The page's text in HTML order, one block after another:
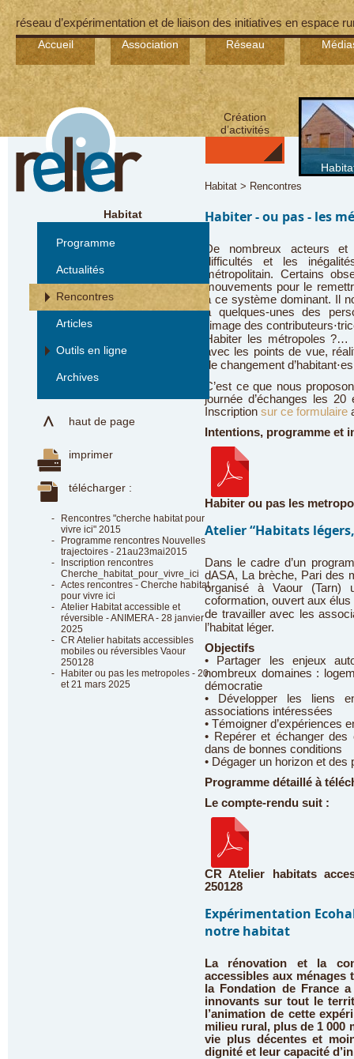
réseau d’expérimentation et de liaison des initiatives en espace
Accueil Association Réseau
Création
d’activités
Habitat
Programme
Actualités
Rencontres
Articles
Outils en ligne
Archives
haut de page
imprimer
télécharger :
-
Rencontres "cherche habitat pour
vivre ici" 2015
-
Programme rencontres Nouvelles
trajectoires - 21au23mai2015
-
Inscription rencontres
Cherche_habitat_pour_vivre_ici
-
Actes rencontres - Cherche habitat
pour vivre ici
-
Atelier Habitat accessible et
réversible - ANIMERA - 28 janvier
2025
-
CR Atelier habitats accessibles
mobiles ou réversibles Vaour
250128
-
Habiter ou pas les metropoles - 20
et 21 mars 2025
Habitat > Rencontres
Habiter - ou pas - les
De nombreux acteurs
difficultés et les
métropolitain. Certains
mouvements pour le
à ce système dominant. Il
à quelques-unes des
l’image des
Habiter les métropoles
avec les points de vue,
de changement
C’est ce que nous
journée d’échanges les
Inscription sur ce formulaire
Intentions, programme et
Habiter ou pas les
Atelier “Habitats
Dans le cadre d’un
dASA, La brèche, Pari des
organisé à Vaour (Tarn)
coformation, ouvert aux
de travailler avec les
l’habitat léger.
Objectifs
• Partager les enjeux
nombreux domaines :
démocratie
• Développer les liens
associations intéressées
• Témoigner d’expériences
• Repérer et échanger
dans de bonnes conditions
• Dégager un horizon et
Programme détaillé à
Le compte-rendu suit :
CR Atelier habitats
250128
Expérimentation
notre habitat
La rénovation et la
accessibles aux ménages
la Fondation de France
innovants sur tout le
l’animation de cette
milieu rural, plus de 1 000
vie plus décentes et
dignité et leur capacité